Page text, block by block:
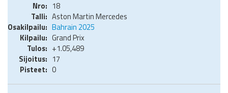
18
Aston Martin Mercedes
Bahrain 2025
Grand Prix
+1.05,489
17
0